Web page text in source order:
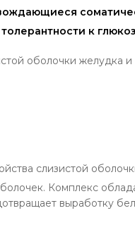
к
оболочки желудка
слизистой
Комплекс
выработку